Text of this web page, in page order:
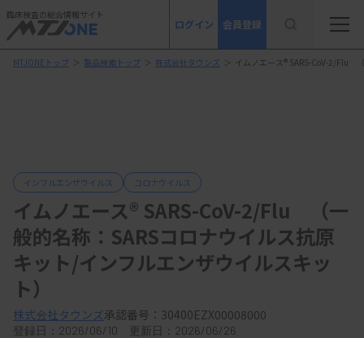
臨床検査の総合情報サイト
ログイン 会員登録
MTJONEトップ ＞ 製品検索トップ ＞ 株式会社タウンズ ＞ イムノエース® SARS-CoV-2/Flu
インフルエンザウイルス コロナウイルス
イムノエース® SARS-CoV-2/Flu （一
般的名称：SARSコロナウイルス抗原
キット/インフルエンザウイルスキッ
ト）
株式会社タウンズ承認番号：30400EZX00008000
登録日：2026/06/10 更新日：2026/06/26